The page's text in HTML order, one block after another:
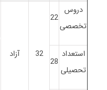
دروس
تخصصی
22
32 آزاد
استعداد
تحصیلی
28